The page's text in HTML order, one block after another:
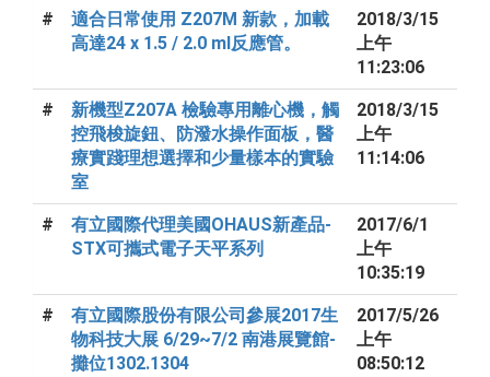
#
適合日常使用 Z207M 新款，加載
高達24 x 1.5 / 2.0 ml反應管。
2018/3/15
上午
11:23:06
#
新機型Z207A 檢驗專用離心機，觸
控飛梭旋鈕、防潑水操作面板，醫
療實踐理想選擇和少量樣本的實驗
室
2018/3/15
上午
11:14:06
#
有立國際代理美國OHAUS新產品-
STX可攜式電子天平系列
2017/6/1
上午
10:35:19
#
有立國際股份有限公司參展2017生
物科技大展 6/29~7/2 南港展覽館-
攤位1302.1304
2017/5/26
上午
08:50:12